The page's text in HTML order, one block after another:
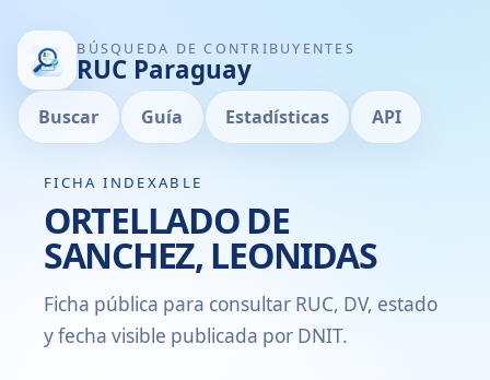
BÚSQUEDA DE CONTRIBUYENTES
RUC Paraguay
Buscar Guía Estadísticas API
FICHA INDEXABLE
ORTELLADO DE
SANCHEZ, LEONIDAS
Ficha pública para consultar RUC, DV, estado
y fecha visible publicada por DNIT.